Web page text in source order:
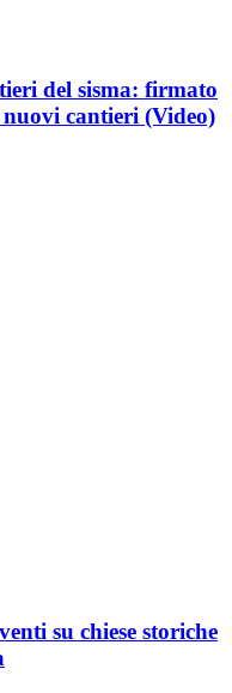
del sisma: firmato
cantieri (Video)
su chiese storiche